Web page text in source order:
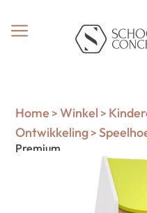
Home > Winkel >
Ontwikkeling>
Premium